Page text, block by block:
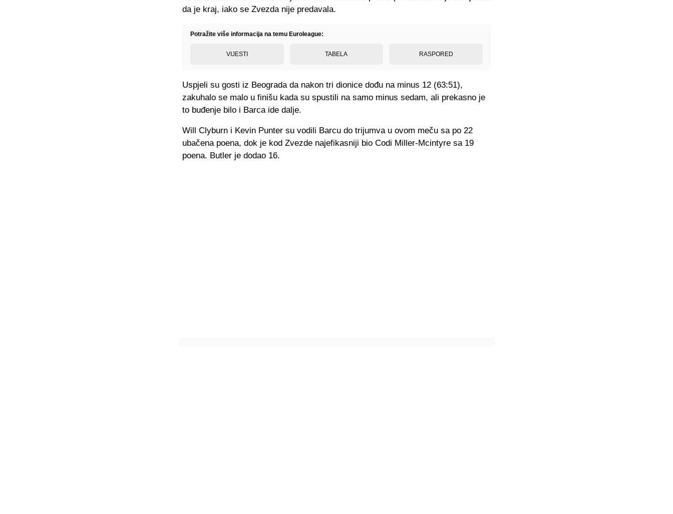
da je kraj, iako se Zvezda nije predavala.
Potražite više informacija na temu Euroleague:
VIJESTI TABELA RASPORED
Uspjeli su gosti iz Beograda da nakon tri dionice dođu na minus 12 (63:51),
zakuhalo se malo u finišu kada su spustili na samo minus sedam, ali prekasno je
to buđenje bilo i Barca ide dalje.
Will Clyburn i Kevin Punter su vodili Barcu do trijumva u ovom meču sa po 22
ubačena poena, dok je kod Zvezde najefikasniji bio Codi Miller-Mcintyre sa 19
poena. Butler je dodao 16.